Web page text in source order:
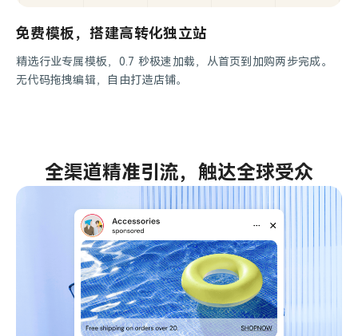
免费模板，搭建高转化独立站
精选行业专属模板，0.7 秒极速加载，从首页到加购两步完成。
无代码拖拽编辑，自由打造店铺。
全渠道精准引流，触达全球受众